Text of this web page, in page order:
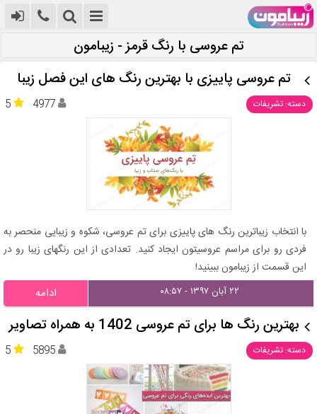
تم عروسی با رنگ قرمز - زیبامون
تم عروسی پاییزی با بهترین رنگ های این فصل زیبا
دسته: تشریفات 5 4977
با انتخاب زیباترین رنگ های پاییزی برای تم عروسی، شکوه و زیبایی منحصر به
فردی رو برای مراسم عروسیتون ایجاد کنید. تعدادی از این رنگهای زیبا رو در
این قسمت از زیبامون ببینید!
۲۲ آبان ۱۳۹۷ - ۰۸:۵۷ ادامه
بهترین رنگ ها برای تم عروسی 1402 به همراه تصاویر
دسته: تشریفات 5 5895